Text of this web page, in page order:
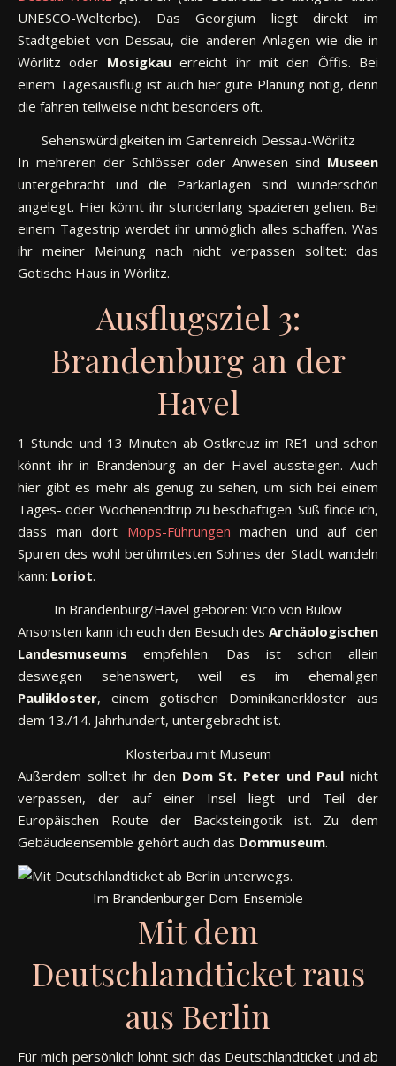
UNESCO-Welterbe). Das Georgium liegt direkt im
Stadtgebiet von Dessau, die anderen Anlagen wie die in
Wörlitz oder Mosigkauerreicht ihr mit den Öffis. Bei
einem Tagesausflug ist auch hier gute Planung nötig, denn
die fahren teilweise nicht besonders oft.
Sehenswürdigkeiten im Gartenreich Dessau-Wörlitz
In mehreren der Schlösser oder Anwesen sind Museen
untergebracht und die Parkanlagen sind wunderschön
angelegt. Hier könnt ihr stundenlang spazieren gehen. Bei
einem Tagestrip werdet ihr unmöglich alles schaffen. Was
ihr meiner Meinung nach nicht verpassen solltet: das
Gotische Haus in Wörlitz.
Ausflugsziel 3:
Brandenburg an der
Havel
1 Stunde und 13 Minuten ab Ostkreuz im RE1 und schon
könnt ihr in Brandenburg an der Havel aussteigen. Auch
hier gibt es mehr als genug zu sehen, um sich bei einem
Tages- oder Wochenendtrip zu beschäftigen. Süß finde ich,
dass man dort Mops-Führungen machen und auf den
Spuren des wohl berühmtesten Sohnes der Stadt wandeln
kann: Loriot.
In Brandenburg/Havel geboren: Vico von Bülow
Ansonsten kann ich euch den Besuch des Archäologischen
Landesmuseums empfehlen. Das ist schon allein
deswegen sehenswert, weil es im ehemaligen
Paulikloster, einem gotischen Dominikanerkloster aus
dem 13./14. Jahrhundert, untergebracht ist.
Klosterbau mit Museum
Außerdem solltet ihr den Dom St. Peter und Paul nicht
verpassen, der auf einer Insel liegt und Teil der
Europäischen Route der Backsteingotik ist. Zu dem
Gebäudeensemble gehört auch das Dommuseum.
Im Brandenburger Dom-Ensemble
Mit dem
Deutschlandticket raus
aus Berlin
Für mich persönlich lohnt sich das Deutschlandticket und ab